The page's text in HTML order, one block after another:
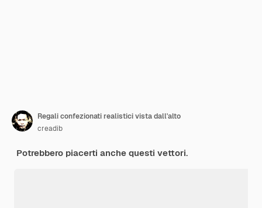
Regali confezionati realistici vista dall'alto
creadib
Potrebbero piacerti anche questi vettori.